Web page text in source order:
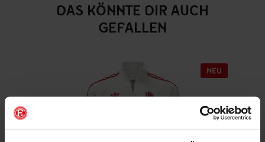
DAS KÖNNTE DIR AUCH
GEFALLEN